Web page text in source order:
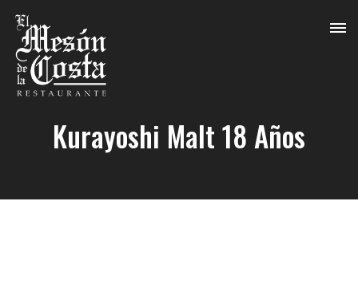
Kurayoshi Malt 18 Años